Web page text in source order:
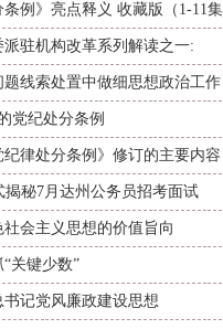
例》亮点释义 收藏版（1-11集
驻机构改革系列解读之一:
线索处置中做细思想政治工
党纪处分条例
律处分条例》修订的主要内容
秘7月达州公务员招考面试
会主义思想的价值旨向
关键少数”
记党风廉政建设思想